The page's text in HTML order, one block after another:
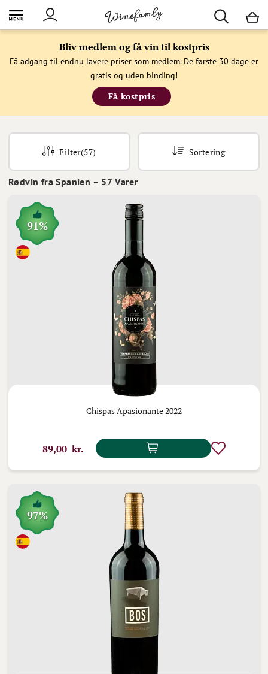
Bliv medlem og få vin til kostpris
Få adgang til endnu lavere priser som medlem. De første 30 dage er
gratis og uden binding!
Få kostpris
Rødvin fra Spanien – 57 Varer
Filter(57) Sortering
91%
Chispas Apasionante 2022
89,00 kr.
97%